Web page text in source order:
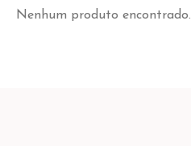
Nenhum produto encontrado.